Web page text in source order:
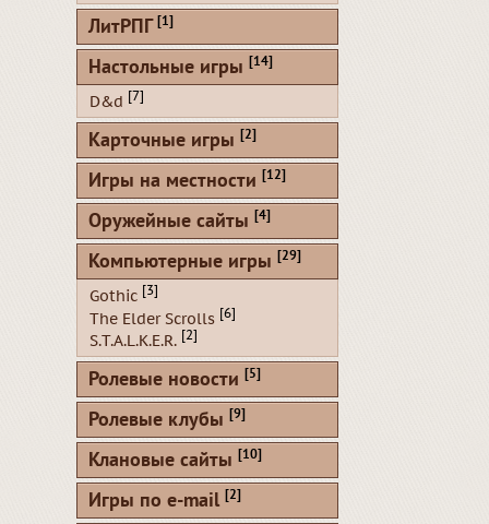
ЛитРПГ [1]
Настольные игры [14]
D&d [7]
Карточные игры [2]
Игры на местности [12]
Оружейные сайты [4]
Компьютерные игры [29]
Gothic [3]
The Elder Scrolls [6]
S.T.A.L.K.E.R. [2]
Ролевые новости [5]
Ролевые клубы [9]
Клановые сайты [10]
Игры по e-mail [2]